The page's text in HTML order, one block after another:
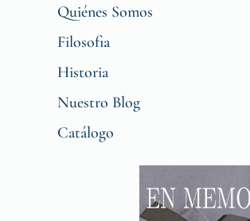
Quiénes Somos
Filosofia
Historia
Nuestro Blog
Catálogo